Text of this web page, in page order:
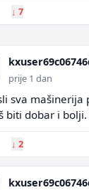
↓ 7
prije 1 dan
sva mašinerija
biti dobar i
↓ 2